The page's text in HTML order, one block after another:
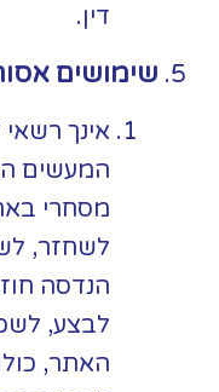
דין.
שימושים
אינך
לשחזר,
הנדסה
לבצע,